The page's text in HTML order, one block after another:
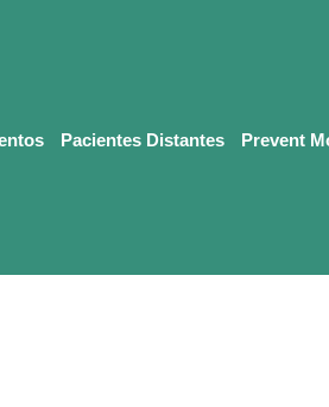
Pacientes Distantes Prevent